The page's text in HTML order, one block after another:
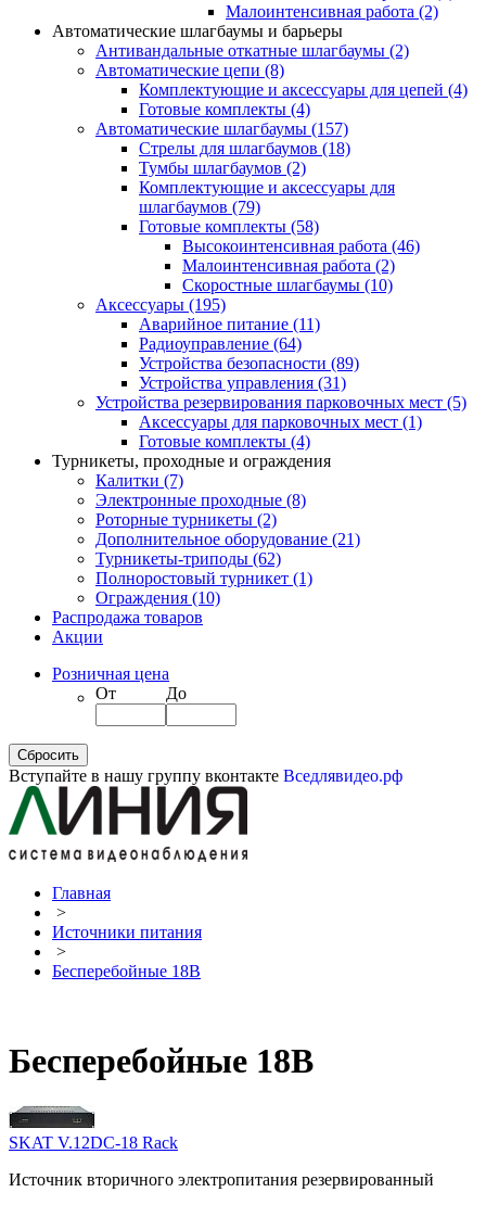
Малоинтенсивная работа (2)
Автоматические шлагбаумы и барьеры
Антивандальные откатные шлагбаумы (2)
Автоматические цепи (8)
Комплектующие и аксессуары для цепей (4)
Готовые комплекты (4)
Автоматические шлагбаумы (157)
Стрелы для шлагбаумов (18)
Тумбы шлагбаумов (2)
Комплектующие и аксессуары для
шлагбаумов (79)
Готовые комплекты (58)
Высокоинтенсивная работа (46)
Малоинтенсивная работа (2)
Скоростные шлагбаумы (10)
Аксессуары (195)
Аварийное питание (11)
Радиоуправление (64)
Устройства безопасности (89)
Устройства управления (31)
Устройства резервирования парковочных мест (5)
Аксессуары для парковочных мест (1)
Готовые комплекты (4)
Турникеты, проходные и ограждения
Калитки (7)
Электронные проходные (8)
Роторные турникеты (2)
Дополнительное оборудование (21)
Турникеты-триподы (62)
Полноростовый турникет (1)
Ограждения (10)
Распродажа товаров
Акции
Розничная цена
От
До
Вступайте в нашу группу вконтакте Вседлявидео.рф
Главная
>
Источники питания
>
Бесперебойные 18В
Бесперебойные 18В
SKAT V.12DC-18 Rack
Источник вторичного электропитания резервированный